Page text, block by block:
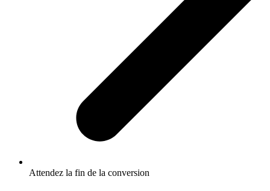
Attendez la fin de la conversion